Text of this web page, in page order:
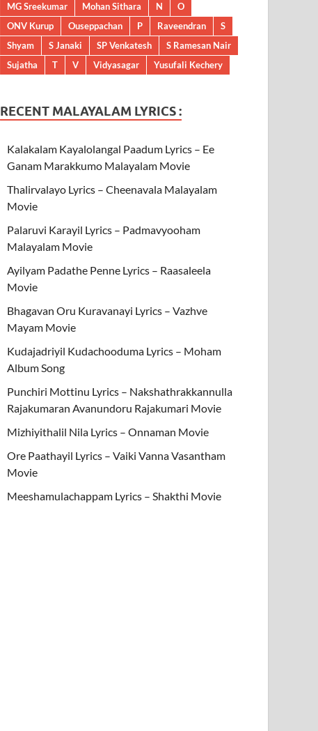
MG Sreekumar
Mohan Sithara N
O
ONV Kurup
Ouseppachan P Raveendran
S
Shyam
S Janaki SP Venkatesh
S Ramesan Nair
Sujatha
T V Vidyasagar Yusufali Kechery
RECENT MALAYALAM LYRICS :
Kalakalam Kayalolangal Paadum Lyrics – Ee
Ganam Marakkumo Malayalam Movie
Thalirvalayo Lyrics – Cheenavala Malayalam
Movie
Palaruvi Karayil Lyrics – Padmavyooham
Malayalam Movie
Ayilyam Padathe Penne Lyrics – Raasaleela
Movie
Bhagavan Oru Kuravanayi Lyrics – Vazhve
Mayam Movie
Kudajadriyil Kudachooduma Lyrics – Moham
Album Song
Punchiri Mottinu Lyrics – Nakshathrakkannulla
Rajakumaran Avanundoru Rajakumari Movie
Mizhiyithalil Nila Lyrics – Onnaman Movie
Ore Paathayil Lyrics – Vaiki Vanna Vasantham
Movie
Meeshamulachappam Lyrics – Shakthi Movie